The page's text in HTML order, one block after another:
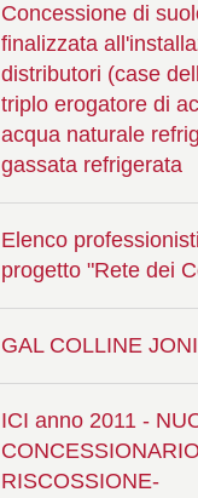
Concessione di
finalizzata
distributori (case
triplo erogatore di
acqua naturale
gassata refrigerata
Elenco
progetto "Rete dei
GAL COLLINE
ICI anno 2011 -
RISCOSSIONE-